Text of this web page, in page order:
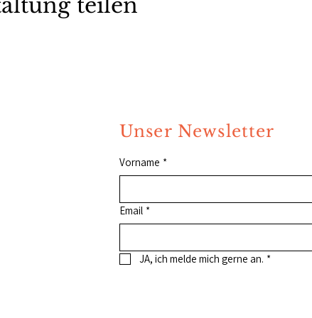
teilen
Unser Newsletter
Vorname *
Email *
JA, ich melde mich gerne an. *